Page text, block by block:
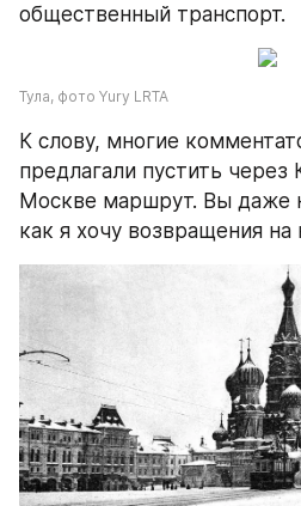
общественный транспорт.
Тула, фото Yury LRTA
К слову, многие
предлагали пустить
Москве маршрут. Вы даже
как я хочу возвращения на